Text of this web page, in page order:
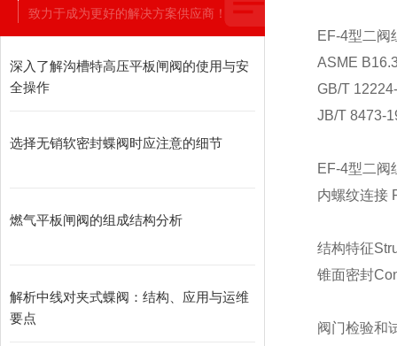
致力于成为更好的解决方案供应商！
深入了解沟槽特高压平板闸阀的使用与安
全操作
选择无销软密封蝶阀时应注意的细节
燃气平板闸阀的组成结构分析
解析中线对夹式蝶阀：结构、应用与运维
要点
EF-4型二阀
ASME
GB/T
JB/T 8473-
EF-4型二阀
内螺纹连接
结构特
锥面密封
阀门检验和